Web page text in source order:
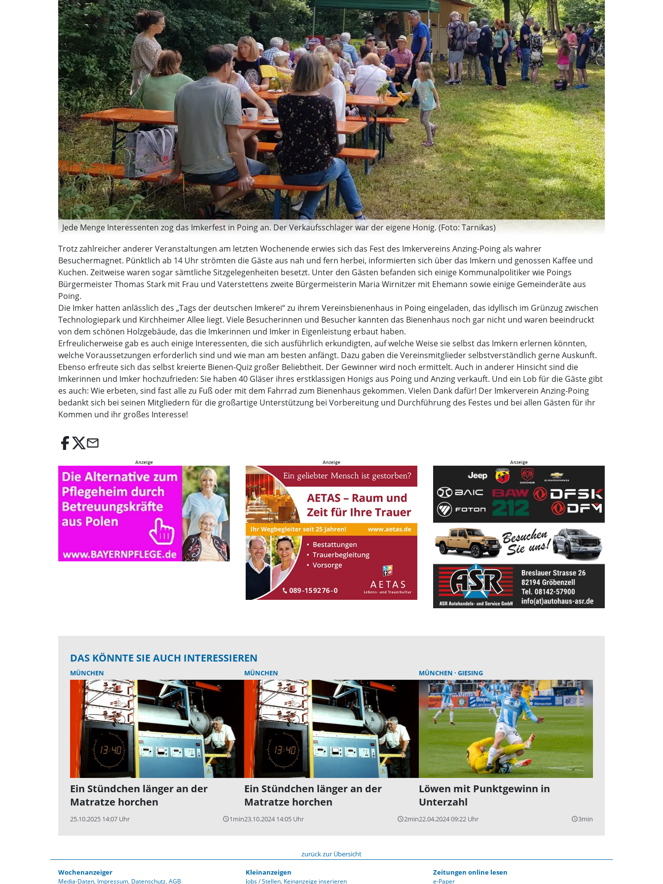
Jede Menge Interessenten zog das Imkerfest in Poing an. Der Verkaufsschlager war der eigene Honig. (Foto: Tarnikas)
Trotz zahlreicher anderer Veranstaltungen am letzten Wochenende erwies sich das Fest des Imkervereins Anzing-Poing als wahrer
Besuchermagnet. Pünktlich ab 14 Uhr strömten die Gäste aus nah und fern herbei, informierten sich über das Imkern und genossen Kaffee und
Kuchen. Zeitweise waren sogar sämtliche Sitzgelegenheiten besetzt. Unter den Gästen befanden sich einige Kommunalpolitiker wie Poings
Bürgermeister Thomas Stark mit Frau und Vaterstettens zweite Bürgermeisterin Maria Wirnitzer mit Ehemann sowie einige Gemeinderäte aus
Poing.
Die Imker hatten anlässlich des „Tags der deutschen Imkerei“ zu ihrem Vereinsbienenhaus in Poing eingeladen, das idyllisch im Grünzug zwischen
Technologiepark und Kirchheimer Allee liegt. Viele Besucherinnen und Besucher kannten das Bienenhaus noch gar nicht und waren beeindruckt
von dem schönen Holzgebäude, das die Imkerinnen und Imker in Eigenleistung erbaut haben.
Erfreulicherweise gab es auch einige Interessenten, die sich ausführlich erkundigten, auf welche Weise sie selbst das Imkern erlernen könnten,
welche Voraussetzungen erforderlich sind und wie man am besten anfängt. Dazu gaben die Vereinsmitglieder selbstverständlich gerne Auskunft.
Ebenso erfreute sich das selbst kreierte Bienen-Quiz großer Beliebtheit. Der Gewinner wird noch ermittelt. Auch in anderer Hinsicht sind die
Imkerinnen und Imker hochzufrieden: Sie haben 40 Gläser ihres erstklassigen Honigs aus Poing und Anzing verkauft. Und ein Lob für die Gäste gibt
es auch: Wie erbeten, sind fast alle zu Fuß oder mit dem Fahrrad zum Bienenhaus gekommen. Vielen Dank dafür! Der Imkerverein Anzing-Poing
bedankt sich bei seinen Mitgliedern für die großartige Unterstützung bei Vorbereitung und Durchführung des Festes und bei allen Gästen für ihr
Kommen und ihr großes Interesse!
email
DAS KÖNNTE SIE AUCH INTERESSIEREN
MÜNCHEN
Ein Stündchen länger an der
Matratze horchen
25.10.2025 14:07 Uhr query_builder1min
MÜNCHEN
Ein Stündchen länger an der
Matratze horchen
23.10.2024 14:05 Uhr query_builder2min
MÜNCHEN GIESING
Löwen mit Punktgewinn in
Unterzahl
22.04.2024 09:22 Uhr query_builder3min
zurück zur Übersicht
Wochenanzeiger
Media-Daten Impressum Datenschutz AGB
Kleinanzeigen
Jobs / Stellen Keinanzeige inserieren
Zeitungen online lesen
e-Paper